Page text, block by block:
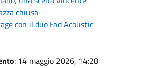
chiusa
con il duo Fad Acoustic
: 14 maggio 2026, 14:28